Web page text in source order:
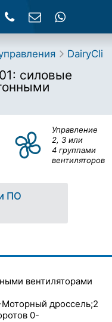
силовые
Управление
2, 3 или
4 группами
вентиляторов
ПО
вентиляторами
дроссель;2
0-